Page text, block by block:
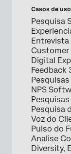
Casos de
Pesquisa
Customer
Digital
Feedback
NPS
Pesquisa
Voz do
Pulso do
Analise
Diversity,